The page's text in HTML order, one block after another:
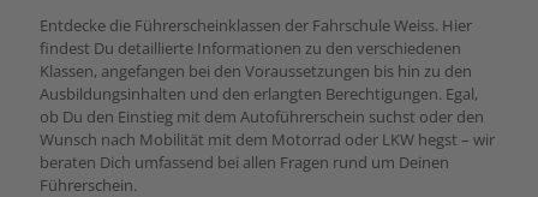
Entdecke die Führerscheinklassen der Fahrschule Weiss. Hier
findest Du detaillierte Informationen zu den verschiedenen
Klassen, angefangen bei den Voraussetzungen bis hin zu den
Ausbildungsinhalten und den erlangten Berechtigungen. Egal,
ob Du den Einstieg mit dem Autoführerschein suchst oder den
Wunsch nach Mobilität mit dem Motorrad oder LKW hegst – wir
beraten Dich umfassend bei allen Fragen rund um Deinen
Führerschein.